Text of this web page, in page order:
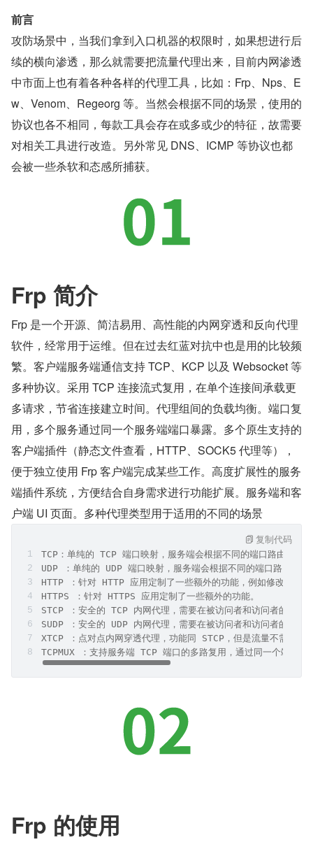
​前言
攻防场景中，当我们拿到入口机器的权限时，如果想进行后
续的横向渗透，那么就需要把流量代理出来，目前内网渗透
中市面上也有着各种各样的代理工具，比如：Frp、Nps、E
w、Venom、Regeorg 等。当然会根据不同的场景，使用的
协议也各不相同，每款工具会存在或多或少的特征，故需要
对相关工具进行改造。另外常见 DNS、ICMP 等协议也都
会被一些杀软和态感所捕获。
Frp 简介
Frp 是一个开源、简洁易用、高性能的内网穿透和反向代理
软件，经常用于运维。但在过去红蓝对抗中也是用的比较频
繁。客户端服务端通信支持 TCP、KCP 以及 Websocket 等
多种协议。采用 TCP 连接流式复用，在单个连接间承载更
多请求，节省连接建立时间。代理组间的负载均衡。端口复
用，多个服务通过同一个服务端端口暴露。多个原生支持的
客户端插件（静态文件查看，HTTP、SOCK5 代理等），
便于独立使用 Frp 客户端完成某些工作。高度扩展性的服务
端插件系统，方便结合自身需求进行功能扩展。服务端和客
户端 UI 页面。多种代理类型用于适用的不同的场景
TCP：单纯的 TCP 端口映射，服务端会根据不同的端口路由到不
UDP ：单纯的 UDP 端口映射，服务端会根据不同的端口路由到不
HTTP ：针对 HTTP 应用定制了一些额外的功能，例如修改
HTTPS ：针对 HTTPS 应用定制了一些额外的功能。
STCP ：安全的 TCP 内网代理，需要在被访问者和访问者的机
SUDP ：安全的 UDP 内网代理，需要在被访问者和访问者的机
XTCP ：点对点内网穿透代理，功能同 STCP，但是流量不需要经
TCPMUX ：支持服务端 TCP 端口的多路复用，通过同一个端口访
复制代码
Frp 的使用